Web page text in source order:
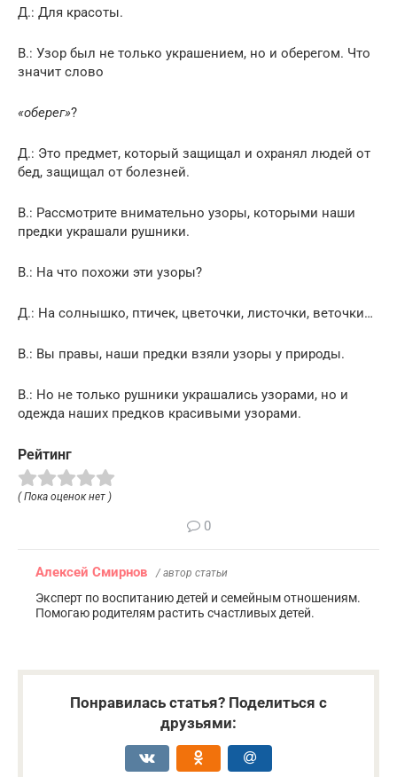
Д.: Для красоты.
В.: Узор был не только украшением, но и оберегом. Что
значит слово
«оберег»?
Д.: Это предмет, который защищал и охранял людей от
бед, защищал от болезней.
В.: Рассмотрите внимательно узоры, которыми наши
предки украшали рушники.
В.: На что похожи эти узоры?
Д.: На солнышко, птичек, цветочки, листочки, веточки…
В.: Вы правы, наши предки взяли узоры у природы.
В.: Но не только рушники украшались узорами, но и
одежда наших предков красивыми узорами.
Рейтинг
( Пока оценок нет )
0
Алексей Смирнов / автор статьи
Эксперт по воспитанию детей и семейным отношениям.
Помогаю родителям растить счастливых детей.
Понравилась статья? Поделиться с
друзьями: